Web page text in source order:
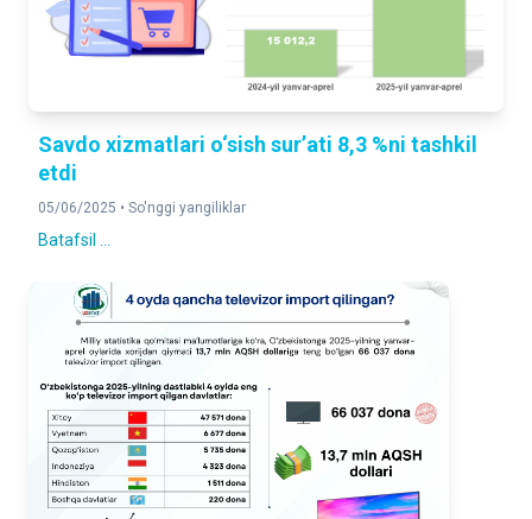
Savdo xizmatlari o‘sish sur’ati 8,3 %ni tashkil
etdi
05/06/2025 • So'nggi yangiliklar
Batafsil ...